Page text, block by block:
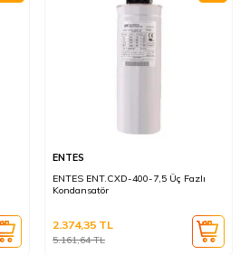
ENTES
ENTES ENT.CXD-400-7,5 Üç Fazlı
Kondansatör
5.161,64TL
2.374,35 TL